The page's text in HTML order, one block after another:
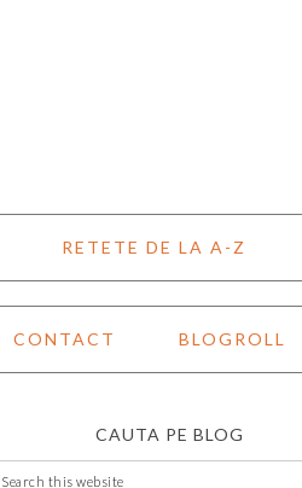
RETETE DE LA A-Z
CONTACT BLOGROLL
CAUTA PE BLOG